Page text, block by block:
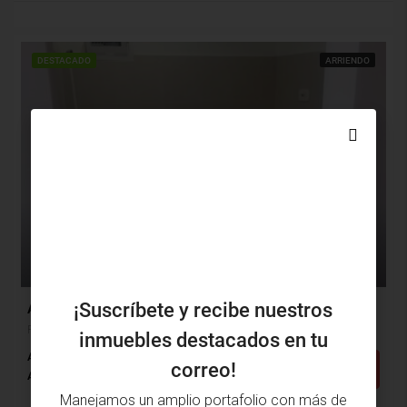
DESTACADO ARRIENDO
Apartamento Arriendo, Paraíso, Barranquilla (30029)
Paraíso, Barranquilla, Atlántico, Colombia
Alcobas: 3
Apartamento
¡Suscríbete y recibe nuestros
inmuebles destacados en tu
correo!
Manejamos un amplio portafolio con más de